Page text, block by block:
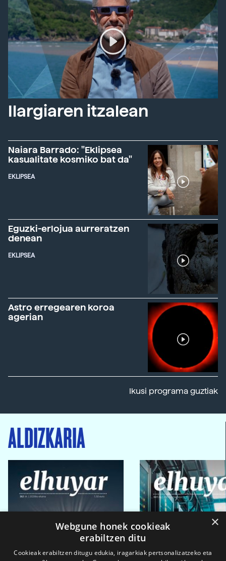
Ilargiaren itzalean
Naiara Barrado: "Eklipsea
kasualitate kosmiko bat da"
EKLIPSEA
Eguzki-erlojua aurreratzen
denean
EKLIPSEA
Astro erregearen koroa
agerian
Ikusi programa guztiak
ALDIZKARIA
×
Webgune honek cookieak
erabiltzen ditu
Cookieak erabiltzen ditugu edukia, iragarkiak pertsonalizatzeko eta